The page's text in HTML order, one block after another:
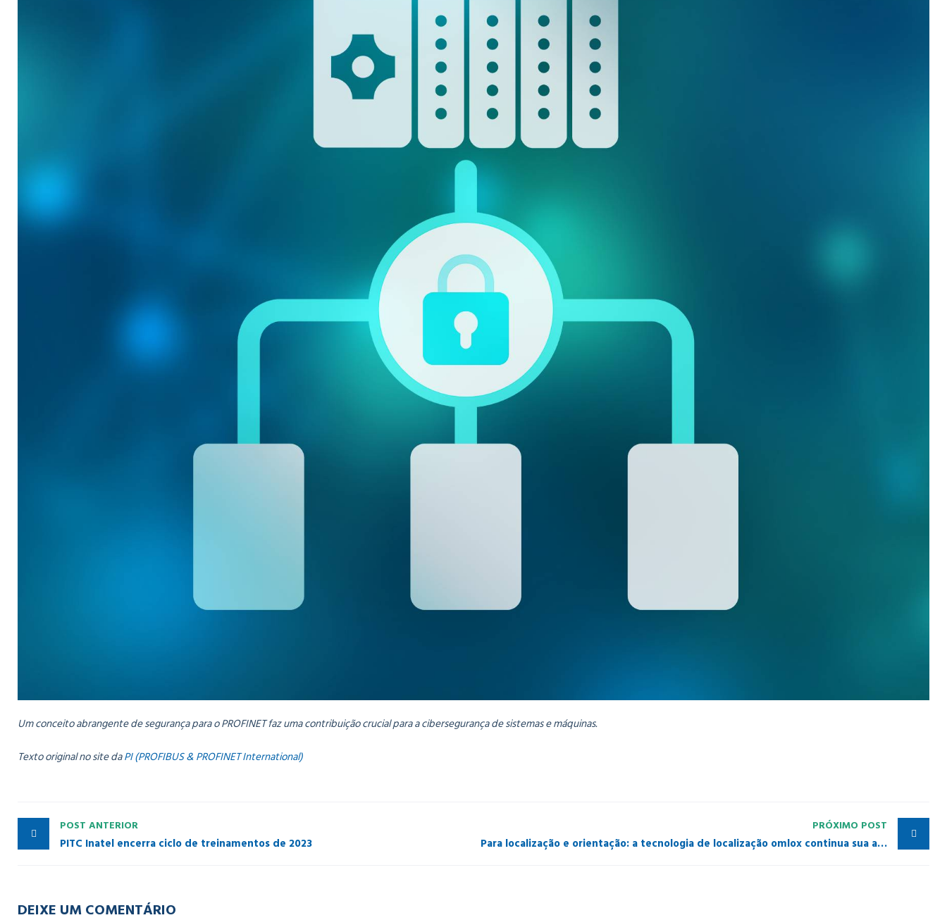
Um conceito abrangente de segurança para o PROFINET faz uma contribuição crucial para a cibersegurança de sistemas e máquinas.
Texto original no site daPI (PROFIBUS & PROFINET International)
POST ANTERIOR
PITC Inatel encerra ciclo de treinamentos de 2023
PRÓXIMO POST
Para localização e orientação: a tecnologia de localização omlox continua sua ascensão
DEIXE UM COMENTÁRIO